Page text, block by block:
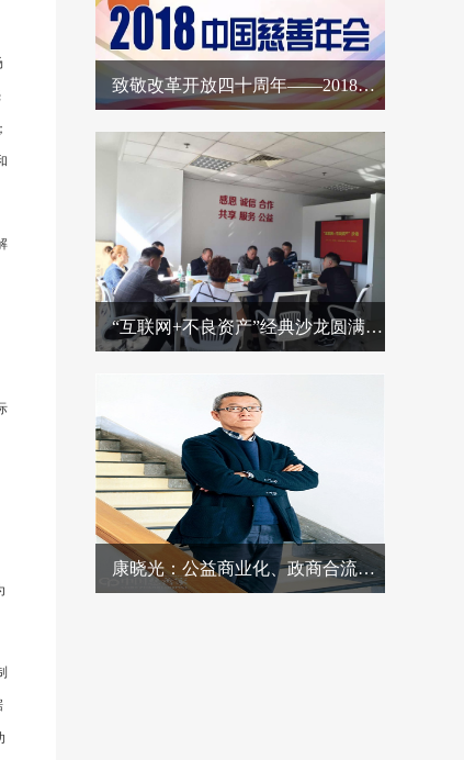
致敬改革开放四十周年——2018中国慈善年会征文启动
“互联网+不良资产”经典沙龙圆满成功，收获颇丰！
康晓光：公益商业化、政商合流阉割公益，被滥用的社会企业是其“抓手”